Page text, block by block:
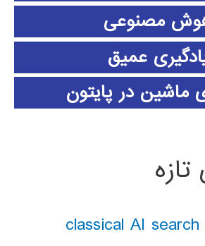
مصنوعی
عمیق
ماشین در پایتون